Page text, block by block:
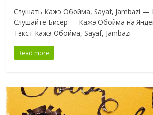
Слушать Кажэ Обойма, Sayaf, Jambazi —
Слушайте Бисер — Кажэ Обойма на
Текст Кажэ Обойма, Sayaf, Jambazi
Read more